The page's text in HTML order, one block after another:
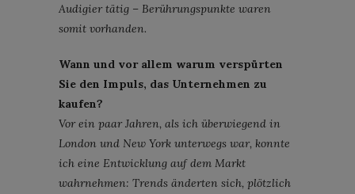
Audigier tätig – Berührungspunkte waren
somit vorhanden.
Wann und vor allem warum verspürten
Sie den Impuls, das Unternehmen zu
kaufen?
Vor ein paar Jahren, als ich überwiegend in
London und New York unterwegs war, konnte
ich eine Entwicklung auf dem Markt
wahrnehmen: Trends änderten sich, plötzlich